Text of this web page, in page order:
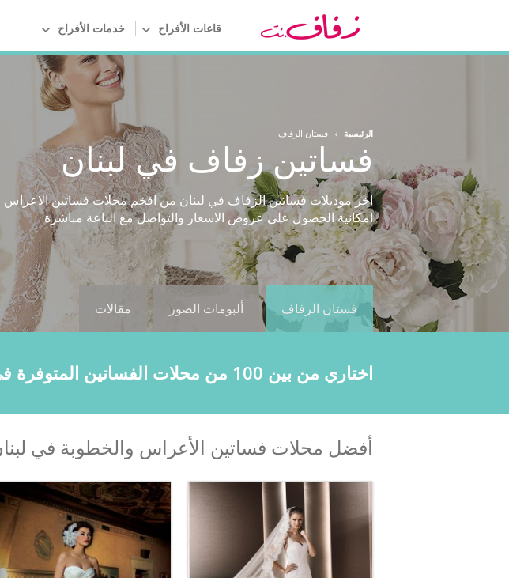
قاعات الأفراح خدمات الأفراح
الرئيسية › فستان الزفاف
فساتين زفاف في لبنان
امكانية الحصول على عروض الاسعار والتواصل مع الباعة مباشرة.
فستان الزفاف ألبومات الصور مقالات
اختاري من بين 100 من محلات الفساتين المتوفرة في لبنان
أفضل محلات فساتين الأعراس والخطوبة في